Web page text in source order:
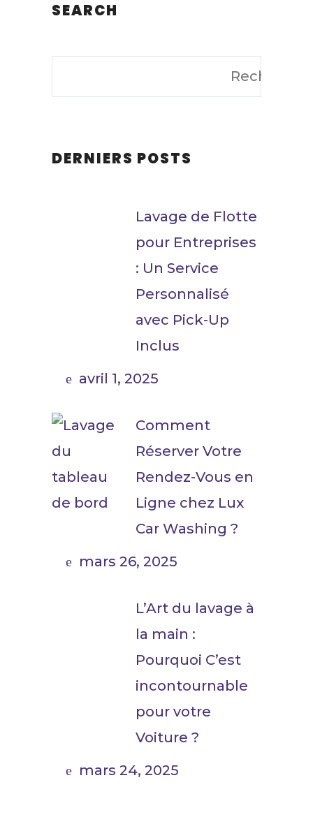
SEARCH
DERNIERS POSTS
Lavage de Flotte
pour Entreprises
: Un Service
Personnalisé
avec Pick-Up
Inclus
avril 1, 2025
Comment
Réserver Votre
Rendez-Vous en
Ligne chez Lux
Car Washing ?
mars 26, 2025
L’Art du lavage à
la main :
Pourquoi C’est
incontournable
pour votre
Voiture ?
mars 24, 2025